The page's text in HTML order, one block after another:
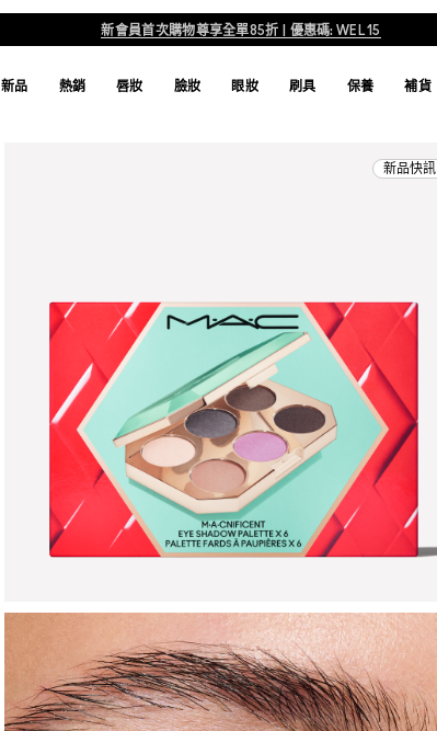
新會員首次購物尊享全單85折 | 優惠碼: WEL15
新品 熱銷 唇妝 臉妝 眼妝 刷具 保養 補貨
新品快訊